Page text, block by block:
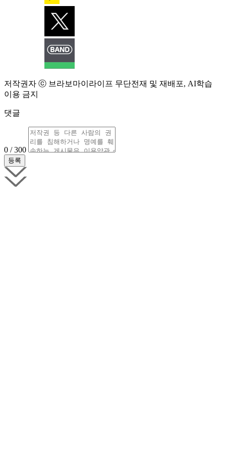
저작권자 ⓒ 브라보마이라이프 무단전재 및 재배포, AI학습
이용 금지
댓글
0 / 300